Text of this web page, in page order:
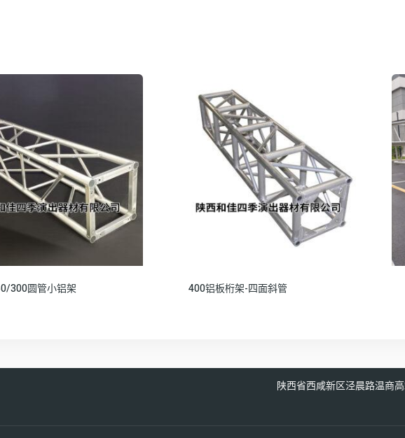
300圆管小铝架 400铝板桁架-四面斜管
陕西省西咸新区泾晨路温商